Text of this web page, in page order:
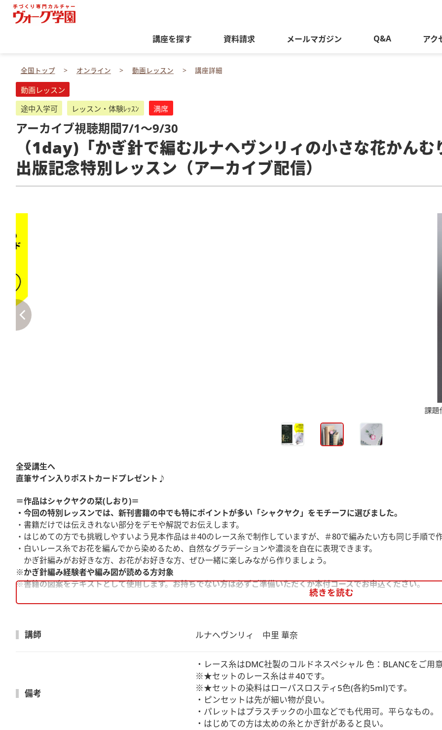
講座を探す 資料請求 メールマガジン Q&A アク
全国トップ オンライン 動画レッスン 講座詳細
動画レッスン
途中入学可
レッスン・体験ﾚｯｽﾝ 満席
アーカイブ視聴期間7/1～9/30
（1day)「かぎ針で編むルナヘヴンリィの小さな花かんむ
出版記念特別レッスン（アーカイブ配信）
課題作品「シャクヤクの栞」（＃40のレース糸で編んでいます）
全受講生へ
直筆サイン入りポストカードプレゼント♪
＝作品はシャクヤクの栞(しおり)＝
・今回の特別レッスンでは、新刊書籍の中でも特にポイントが多い「シャクヤク」をモチーフに選びました。
・書籍だけでは伝えきれない部分をデモや解説でお伝えします。
・はじめての方でも挑戦しやすいよう見本作品は＃40のレース糸で制作していますが、＃80で編みたい方も同じ手順で作
・白いレース糸でお花を編んでから染めるため、自然なグラデーションや濃淡を自在に表現できます。
かぎ針編みがお好きな方、お花がお好きな方、ぜひ一緒に楽しみながら作りましょう。
※かぎ針編み経験者や編み図が読める方対象
※書籍の図案をテキストとして使用します。お持ちでない方は必ずご準備いただくか本付コースでお申込ください。
2時間半の1dayレッスンのアーカイブ配信講座です
※こちらの講座は複数受講割引対象外、入学金不要の講座となります。
・★レース糸(＃40または＃80)・★染料ローパスロスティまたはオリムパスの染-marcheの緑/黄/赤・★硬化スプレー(ネ
用)・刺繍針7号位・定規(15㎝位)・パレット(10㎝位)・スポイト・目打ち(あると便利)・木工用接着剤・ピンセット・細
（お持ちの方）★印はセットとして別途購入可
続きを読む
講師 ルナヘヴンリィ　中里 華奈
備考
・レース糸はDMC社製のコルドネスペシャル 色：BLANCをご用
※★セットのレース糸は＃40です。
※★セットの染料はローパスロスティ5色(各約5ml)です。
・ピンセットは先が細い物が良い。
・パレットはプラスチックの小皿などでも代用可。平らなもの。
・はじめての方は太めの糸とかぎ針があると良い。